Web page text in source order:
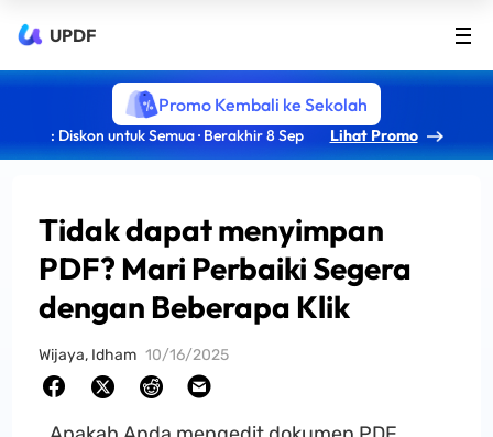
UPDF
Promo Kembali ke Sekolah
: Diskon untuk Semua · Berakhir 8 Sep Lihat Promo
Tidak dapat menyimpan
PDF? Mari Perbaiki Segera
dengan Beberapa Klik
Wijaya, Idham 10/16/2025